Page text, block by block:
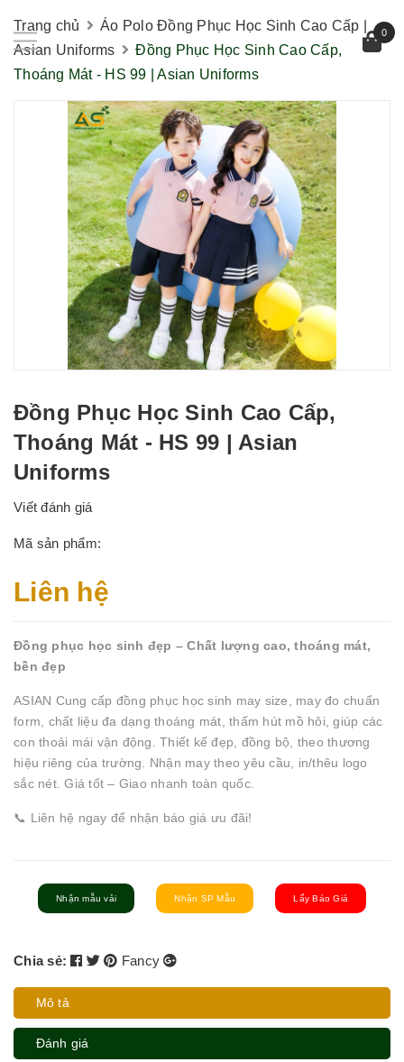
0
Trang chủ
Áo Polo Đồng Phục Học Sinh Cao Cấp |
Asian Uniforms
Đồng Phục Học Sinh Cao Cấp,
Thoáng Mát - HS 99 | Asian Uniforms
Đồng Phục Học Sinh Cao Cấp,
Thoáng Mát - HS 99 | Asian
Uniforms
Viết đánh giá
Mã sản phẩm:
Liên hệ
Đồng phục học sinh đẹp – Chất lượng cao, thoáng mát,
bền đẹp
ASIAN Cung cấp đồng phục học sinh may size, may đo chuẩn
form, chất liệu đa dạng thoáng mát, thấm hút mồ hôi, giúp các
con thoải mái vận động. Thiết kế đẹp, đồng bộ, theo thương
hiệu riêng của trường. Nhận may theo yêu cầu, in/thêu logo
sắc nét. Giá tốt – Giao nhanh toàn quốc.
📞 Liên hệ ngay để nhận báo giá ưu đãi!
Nhận mẫu vải Nhận SP Mẫu Lấy Báo Giá
Chia sẻ: Fancy
Mô tả
Đánh giá